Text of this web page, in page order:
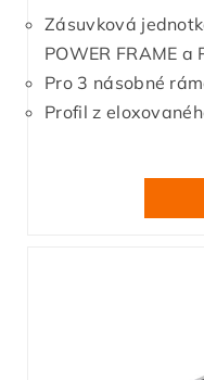
Zásuvková
POWER FRAME a
Pro 3 násobné
Profil z